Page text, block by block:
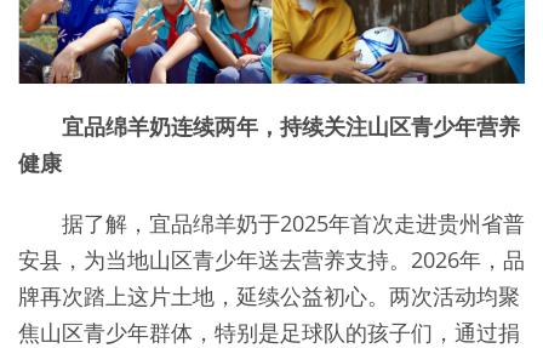
宜品绵羊奶连续两年，持续关注山区青少年营养
健康
据了解，宜品绵羊奶于2025年首次走进贵州省普
安县，为当地山区青少年送去营养支持。2026年，品
牌再次踏上这片土地，延续公益初心。两次活动均聚
焦山区青少年群体，特别是足球队的孩子们，通过捐